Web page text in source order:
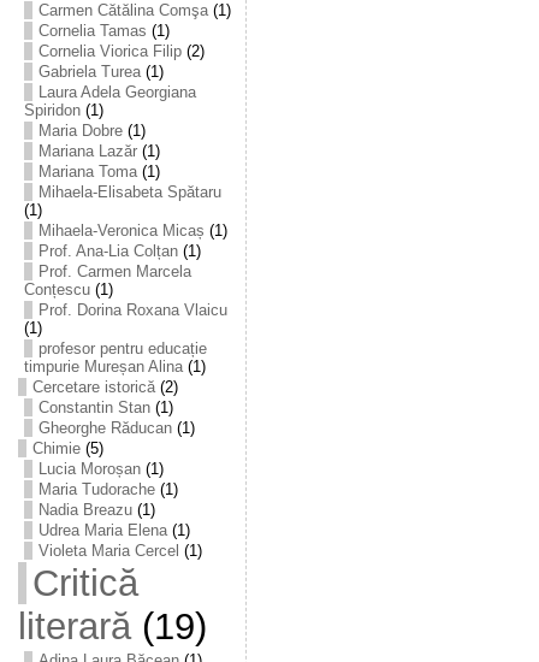
Carmen Cătălina Comşa(1)
Cornelia Tamas (1)
Cornelia Viorica Filip(2)
Gabriela Turea(1)
Laura Adela Georgiana
Spiridon(1)
Maria Dobre(1)
Mariana Lazăr(1)
Mariana Toma(1)
Mihaela-Elisabeta Spătaru
(1)
Mihaela-Veronica Micaș (1)
Prof. Ana-Lia Colțan(1)
Prof. Carmen Marcela
Conțescu(1)
Prof. Dorina Roxana Vlaicu
(1)
profesor pentru educație
timpurie Mureșan Alina(1)
Cercetare istorică(2)
Constantin Stan(1)
Gheorghe Răducan(1)
Chimie(5)
Lucia Moroșan(1)
Maria Tudorache(1)
Nadia Breazu(1)
Udrea Maria Elena(1)
Violeta Maria Cercel (1)
Critică
literară(19)